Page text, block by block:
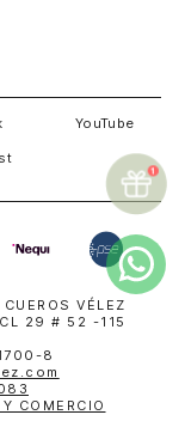
YouTube
VÉLEZ
29 # 52 -115
8
COMERCIO